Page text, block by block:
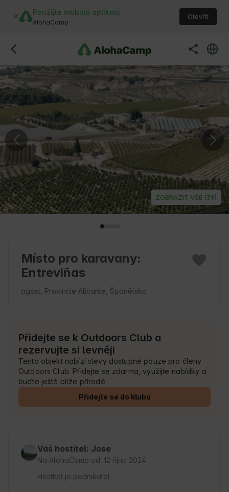
Použijte mobilní aplikaci
AlohaCamp
Otevřít
ZOBRAZIT VŠE (39)
Místo pro karavany:
Entreviñas
agost, Provincie Alicante, Španělsko
Přidejte se k Outdoors Club a
rezervujte si levněji
Tento objekt nabízí slevy dostupné pouze pro členy
Outdoors Club. Přidejte se zdarma, využijte nabídky a
buďte ještě blíže přírodě.
Přidejte se do klubu
Váš hostitel: Jose
Na AlohaCamp od: 12 října 2024
Hostitel je podnikatel